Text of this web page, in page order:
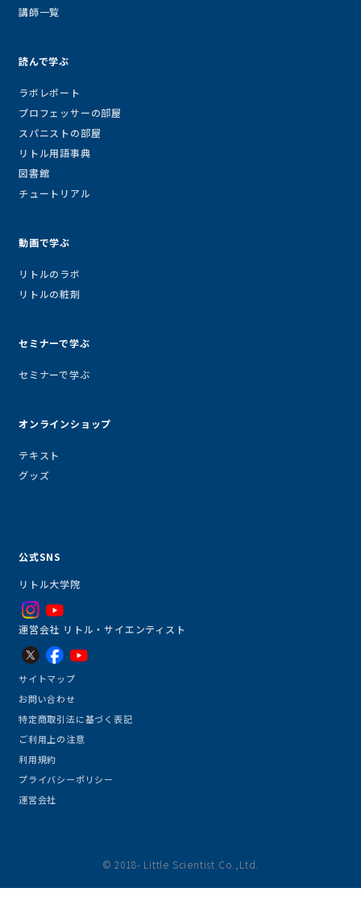
講師一覧
読んで学ぶ
ラボレポート
プロフェッサーの部屋
スパニストの部屋
リトル用語事典
図書館
チュートリアル
動画で学ぶ
リトルのラボ
リトルの粧剤
セミナーで学ぶ
セミナーで学ぶ
オンラインショップ
テキスト
グッズ
公式SNS
リトル大学院
運営会社 リトル・サイエンティスト
サイトマップ
お問い合わせ
特定商取引法に基づく表記
ご利用上の注意
利用規約
プライバシーポリシー
運営会社
© 2018- Little Scientist Co.,Ltd.